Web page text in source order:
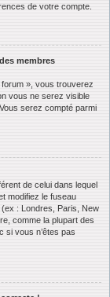
de votre compte.
membres
forum », vous trouverez
vous ne serez visible
serez compté parmi
de celui dans lequel
modifiez le fuseau
: Londres, Paris, New
comme la plupart des
si vous n’êtes pas